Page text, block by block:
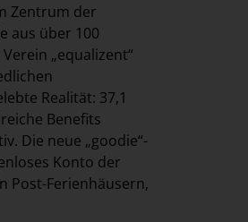
Zentrum der
aus über 100
„equalizent“
Realität: 37,1
Benefits
Die neue „goodie“-
Konto der
Post-Ferienhäusern,